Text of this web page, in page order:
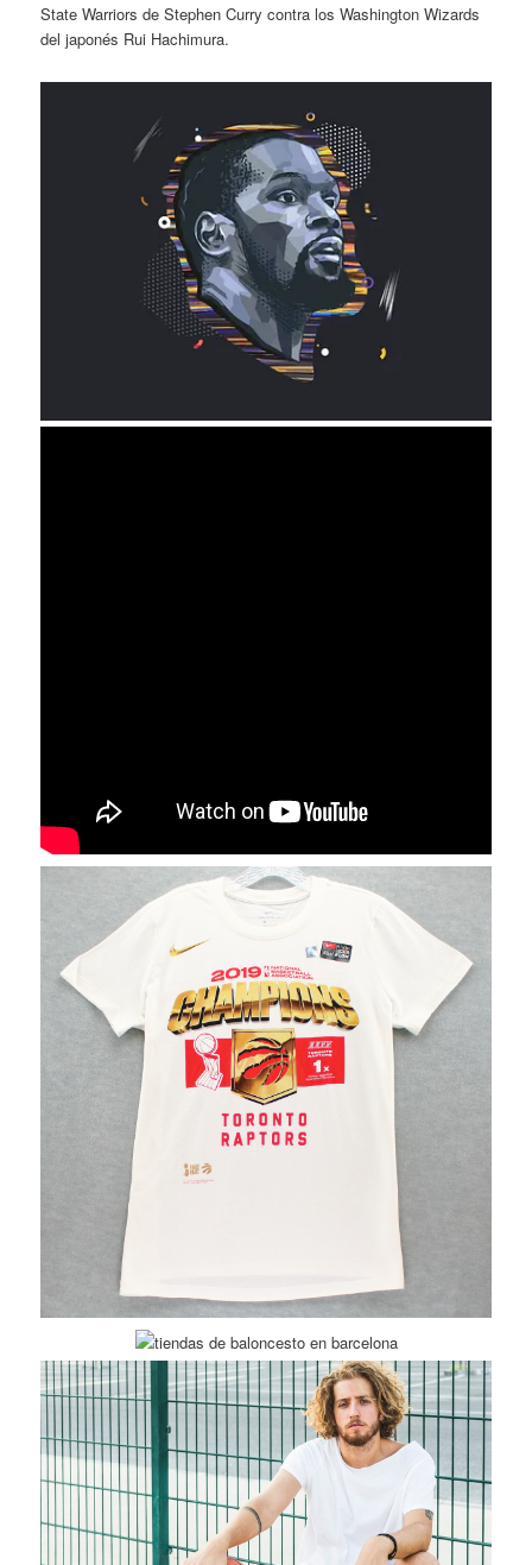
State Warriors de Stephen Curry contra los Washington Wizards
del japonés Rui Hachimura.